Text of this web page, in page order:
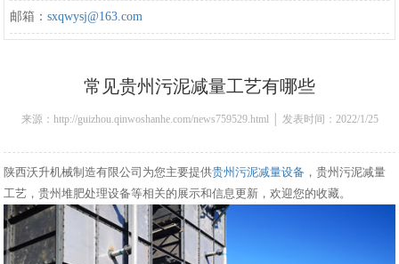
邮箱：sxqwysj@163.com
常见贵州污泥减量工艺有哪些
来源：http://guizhou.qinwoshanhe.com/news759529.html │ 发表时间：2022/1/25
陕西沃升机械制造有限公司为您主要提供贵州污泥减量设备 ，贵州污泥减量
工艺，贵州堆肥处理设备等相关的展示和信息更新，欢迎您的收藏。